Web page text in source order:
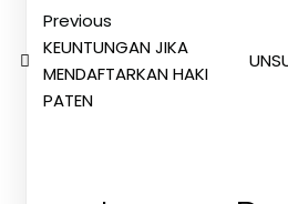
Previous
KEUNTUNGAN JIKA
MENDAFTARKAN HAKI
PATEN